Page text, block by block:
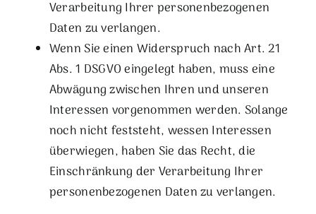
Verarbeitung Ihrer personenbezogenen
Daten zu verlangen.
Wenn Sie einen Widerspruch nach Art. 21
Abs. 1 DSGVO eingelegt haben, muss eine
Abwägung zwischen Ihren und unseren
Interessen vorgenommen werden. Solange
noch nicht feststeht, wessen Interessen
überwiegen, haben Sie das Recht, die
Einschränkung der Verarbeitung Ihrer
personenbezogenen Daten zu verlangen.